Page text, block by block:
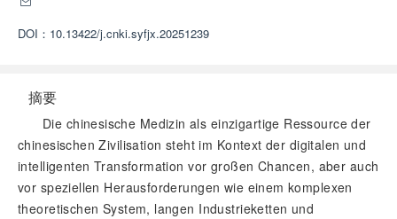
DOI： 10.13422/j.cnki.syfjx.20251239
摘要
Die chinesische Medizin als einzigartige Ressource der
chinesischen Zivilisation steht im Kontext der digitalen und
intelligenten Transformation vor großen Chancen, aber auch
vor speziellen Herausforderungen wie einem komplexen
theoretischen System, langen Industrie­ketten und